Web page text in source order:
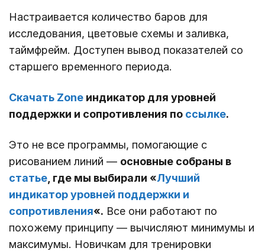
Настраивается количество баров для
исследования, цветовые схемы и заливка,
таймфрейм. Доступен вывод показателей со
старшего временного периода.
Скачать Zone индикатор для уровней
поддержки и сопротивления по ссылке.
Это не все программы, помогающие с
рисованием линий — основные собраны в
статье , где мы выбирали «Лучший
индикатор уровней поддержки и
сопротивления«. Все они работают по
похожему принципу ― вычисляют минимумы и
максимумы. Новичкам для тренировки